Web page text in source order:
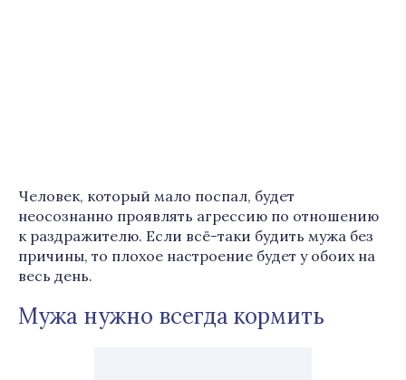
Человек, который мало поспал, будет
неосознанно проявлять агрессию по отношению
к раздражителю. Если всё-таки будить мужа без
причины, то плохое настроение будет у обоих на
весь день.
Мужа нужно всегда кормить